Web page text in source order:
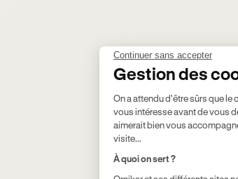
Continuer sans accepter
Gestion des
Plateforme de
On a attendu d'être sûrs que le
vous intéresse avant de vous
aimerait bien vous
visite...
À quoi on sert ?